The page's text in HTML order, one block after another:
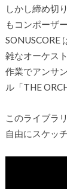
しかし締め切
もコンポーザ
SONUSCORE
雑なオーケス
作業でアンサ
ル「THE
このライブラ
自由にスケッ